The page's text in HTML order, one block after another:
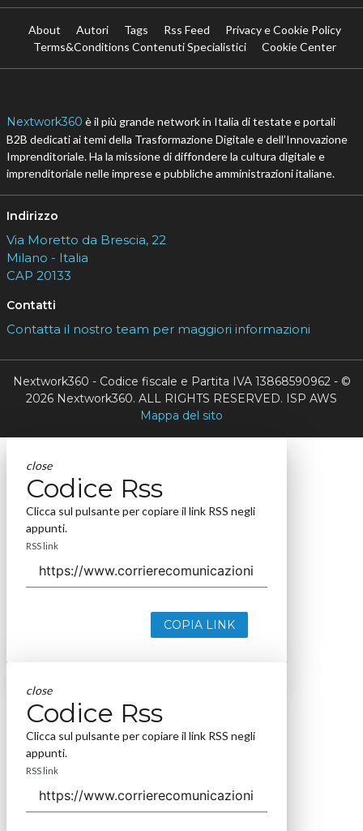
About Autori Tags Rss Feed
Privacy e Cookie Policy
Terms&Conditions Contenuti Specialistici
Cookie Center
Nextwork360 è il più grande network in Italia di testate e portali
B2B dedicati ai temi della Trasformazione Digitale e dell’Innovazione
Imprenditoriale. Ha la missione di diffondere la cultura digitale e
imprenditoriale nelle imprese e pubbliche amministrazioni italiane.
Indirizzo
Via Moretto da Brescia, 22
Milano - Italia
CAP 20133
Contatti
Contatta il nostro team per maggiori informazioni
Nextwork360 - Codice fiscale e Partita IVA 13868590962 - ©
2026 Nextwork360. ALL RIGHTS RESERVED. ISP AWS
Mappa del sito
close
Codice Rss
Clicca sul pulsante per copiare il link RSS negli
appunti.
RSS link
COPIA LINK
close
Codice Rss
Clicca sul pulsante per copiare il link RSS negli
appunti.
RSS link